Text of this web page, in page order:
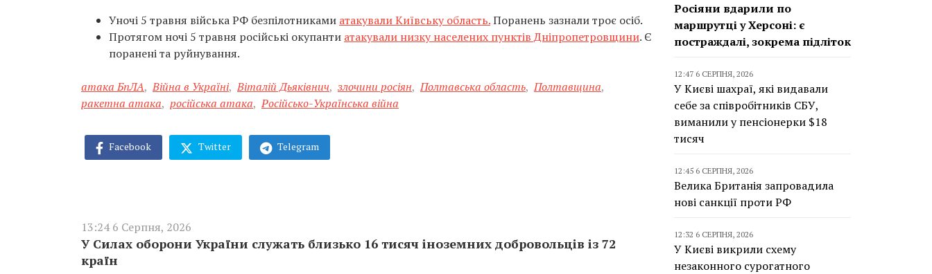
Уночі 5 травня війська РФ безпілотниками атакували Київську область.Поранень зазнали троє осіб.
Протягом ночі 5 травня російські окупанти атакували низку населених пунктів Дніпропетровщини. Є
поранені та руйнування.
атака БпЛА, Війна в Україні, Віталій Дьяківнич, злочини росіян, Полтавська область, Полтавщина,
ракетна атака, російська атака, Російсько-Українська війна
Facebook Twitter Telegram
13:24 6 Серпня, 2026
У Силах оборони України служать близько 16 тисяч іноземних добровольців із 72
країн
Росіяни вдарили по
маршрутці у Херсоні: є
постраждалі, зокрема підліток
12:47 6 СЕРПНЯ, 2026
У Києві шахраї, які видавали
себе за співробітників СБУ,
виманили у пенсіонерки $18
тисяч
12:45 6 СЕРПНЯ, 2026
Велика Британія запровадила
нові санкції проти РФ
12:32 6 СЕРПНЯ, 2026
У Києві викрили схему
незаконного сурогатного